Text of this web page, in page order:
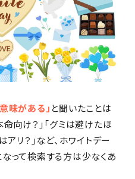
味がある」 と聞いたことは
向け？」「グミは避けたほ
アリ？」など、ホワイトデー
って検索する方は少なくあ